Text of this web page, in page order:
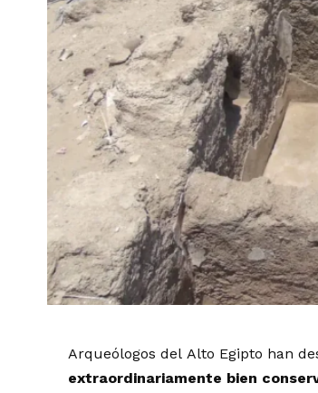
Arqueólogos del Alto Egipto han
extraordinariamente bien